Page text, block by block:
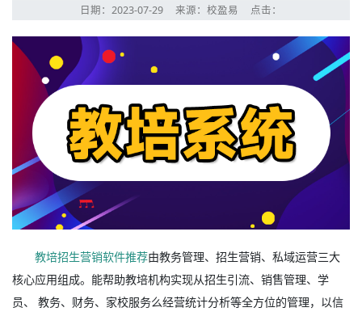
日期：2023-07-29 来源：校盈易 点击：
教培招生营销软件推荐由教务管理、招生营销、私域运营三大
核心应用组成。能帮助教培机构实现从招生引流、销售管理、学
员、 教务、财务、家校服务么经营统计分析等全方位的管理，以信